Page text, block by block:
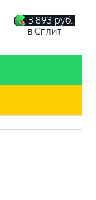
3 893 руб.
в Сплит